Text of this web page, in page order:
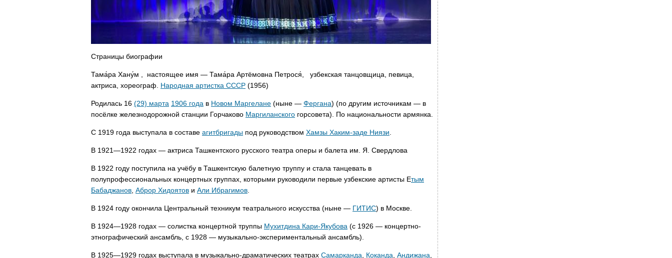
Страницы биографии
Тама́ра Хану́м , настоящее имя — Тама́ра Артёмовна Петрося́, узбекская танцовщица, певица,
актриса, хореограф. Народная артистка СССР (1956)
Родилась 16 (29) марта 1906 года в Новом Маргелане (ныне — Фергана) (по другим источникам — в
посёлке железнодорожной станции Горчаково Маргиланского горсовета). По национальности армянка.
С 1919 года выступала в составе агитбригады под руководством Хамзы Хаким-заде Ниязи
В 1921—1922 годах — актриса Ташкентского русского театра оперы и балета им. Я. Свердлова
В 1922 году поступила на учёбу в Ташкентскую балетную труппу и стала танцевать в
полупрофессиональных концертных группах, которыми руководили первые узбекские артисты Етым
Бабаджанов Аброр Хидоятов и Али Ибрагимов
В 1924 году окончила Центральный техникум театрального искусства (ныне — ГИТИС) в Москве.
В 1924—1928 годах — солистка концертной труппы Мухитдина Кари-Якубова (с 1926 — концертно-
этнографический ансамбль, с 1928 — музыкально-экспериментальный ансамбль).
В 1925—1929 годах выступала в музыкально-драматических театрах Самарканда Коканда Андижана